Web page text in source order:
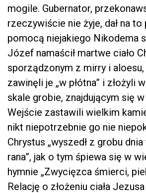
mogile. Gubernator,
rzeczywiście nie żyje, dał na
pomocą niejakiego Nikodema
Józef namaścił martwe ciało
sporządzonym z mirry i
zawinęli je „w płótna” i złożyli
skale grobie, znajdującym się
Wejście zastawili wielkim
nikt niepotrzebnie go nie
Chrystus „wyszedł z grobu
rana”, jak o tym śpiewa się w
hymnie „Zwycięzca śmierci,
Relację o złożeniu ciała